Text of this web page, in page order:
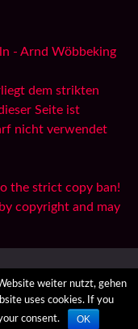
- Arnd Wöbbeking
dem strikten
Seite ist
nicht verwendet
the strict copy ban!
copyright and may
/ Credits
Impressum
weiter nutzt, gehen
uses cookies. If you
consent.
OK